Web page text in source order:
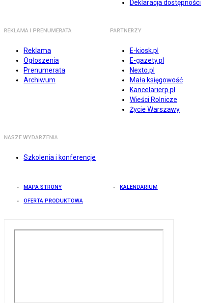
Deklaracja dostępności
REKLAMA I PRENUMERATA
Reklama
Ogłoszenia
Prenumerata
Archiwum
PARTNERZY
E-kiosk.pl
E-gazety.pl
Nexto.pl
Mała księgowość
Kancelarierp.pl
Wieści Rolnicze
Życie Warszawy
NASZE WYDARZENIA
Szkolenia i konferencje
MAPA STRONY KALENDARIUM
OFERTA PRODUKTOWA